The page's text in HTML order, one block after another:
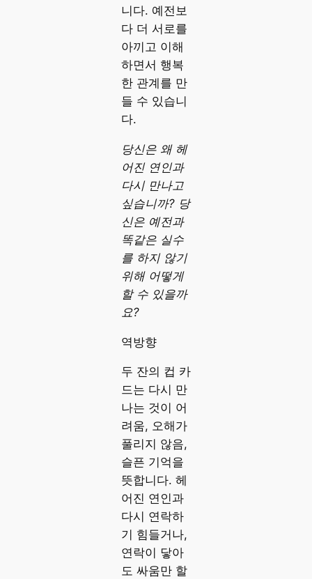
니다. 예전보
다 더 서로를
아끼고 이해
하면서 행복
한 관계를 만
들 수 있습니
다.
당신은 왜 헤
어진 연인과
다시 만나고
싶습니까? 당
신은 예전과
똑같은 실수
를 하지 않기
위해 어떻게
할 수 있을까
요?
역방향
두 잔의 컵 카
드는 다시 만
나는 것이 어
려움, 오해가
풀리지 않음,
슬픈 기억을
뜻합니다. 헤
어진 연인과
다시 연락하
기 힘들거나,
연락이 닿아
도 싸움만 할